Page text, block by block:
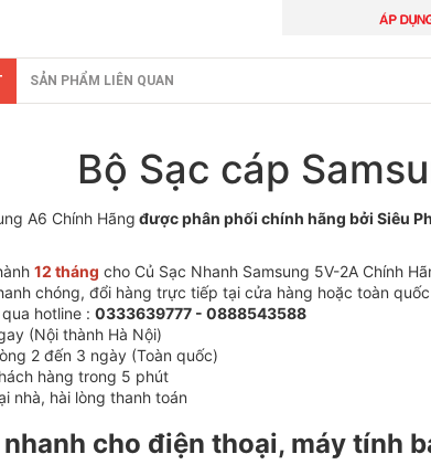
SẢN PHẨM LIÊN QUAN
Bộ Sạc cáp
A6 Chính Hãng được phân phối chính hãng bởi Siêu
12 tháng cho Củ Sạc Nhanh Samsung 5V-2A Chính
chóng, đổi hàng trực tiếp tại cửa hàng hoặc toàn quốc
hotline : 0333639777 - 0888543588
(Nội thành Hà Nội)
2 đến 3 ngày (Toàn quốc)
hàng trong 5 phút
nhà, hài lòng thanh toán
cho điện thoại, máy tính